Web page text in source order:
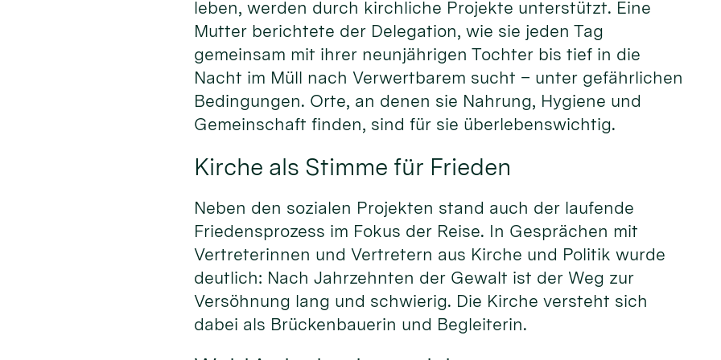
leben, werden durch kirchliche Projekte unterstützt. Eine
Mutter berichtete der Delegation, wie sie jeden Tag
gemeinsam mit ihrer neunjährigen Tochter bis tief in die
Nacht im Müll nach Verwertbarem sucht – unter gefährlichen
Bedingungen. Orte, an denen sie Nahrung, Hygiene und
Gemeinschaft finden, sind für sie überlebenswichtig.
Kirche als Stimme für Frieden
Neben den sozialen Projekten stand auch der laufende
Friedensprozess im Fokus der Reise. In Gesprächen mit
Vertreterinnen und Vertretern aus Kirche und Politik wurde
deutlich: Nach Jahrzehnten der Gewalt ist der Weg zur
Versöhnung lang und schwierig. Die Kirche versteht sich
dabei als Brückenbauerin und Begleiterin.